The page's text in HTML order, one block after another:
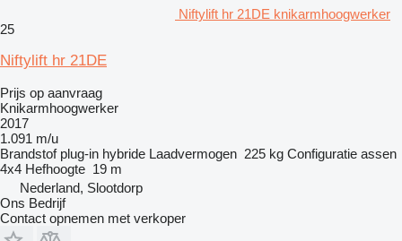
Niftylift hr 21DE knikarmhoogwerker
25
Niftylift hr 21DE
Prijs op aanvraag
Knikarmhoogwerker
2017
1.091 m/u
Brandstof plug-in hybride Laadvermogen 225 kg Configuratie assen
4x4 Hefhoogte 19 m
Nederland, Slootdorp
Ons Bedrijf
Contact opnemen met verkoper